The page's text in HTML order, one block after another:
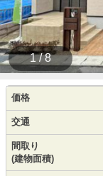
1 / 8
価格
交通
間取り
(建物面積)